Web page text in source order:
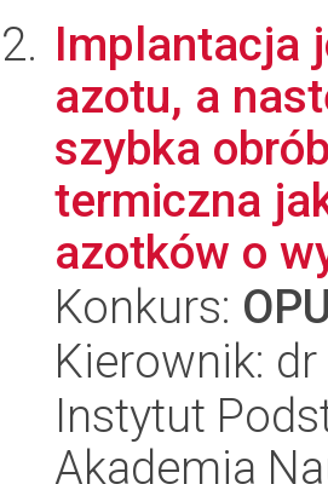
Implantacja
azotu, a
szybka
termiczna
azotków o
Konkurs:
Kierownik:
Instytut
Akademia